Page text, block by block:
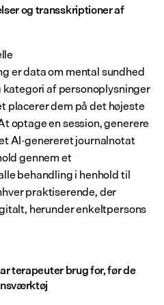
og transskriptioner af
er data om mental sundhed
af personoplysninger
placerer dem på det højeste
optage en session, generere
AI-genereret journalnotat
gennem et
behandling i henhold til
praktiserende, der
herunder enkeltpersons
terapeuter brug for, før de